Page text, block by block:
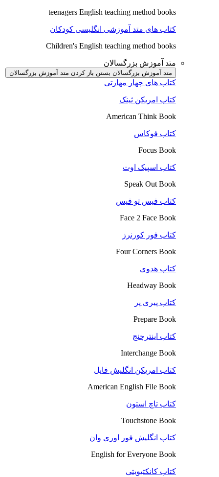
teenagers English teaching method books
کتاب های متد آموزشی انگلیسی کودکان
Children's English teaching method books
متد آموزش بزرگسالان
متد آموزش بزرگسالان بستن باز کردن متد آموزش بزرگسالان
کتاب های چهار مهارتی
کتاب امریکن ثینک
American Think Book
کتاب فوکاس
Focus Book
کتاب اسپیک اوت
Speak Out Book
کتاب فیس تو فیس
Face 2 Face Book
کتاب فور کورنرز
Four Corners Book
کتاب هدوی
Headway Book
کتاب پیری پر
Prepare Book
کتاب اینترچنج
Interchange Book
کتاب امریکن انگلیش فایل
American English File Book
کتاب تاچ استون
Touchstone Book
کتاب انگلیش فور اوری وان
English for Everyone Book
کتاب کانکتیویتی